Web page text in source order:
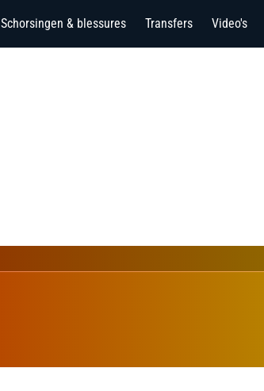
Schorsingen & blessures Transfers Video's